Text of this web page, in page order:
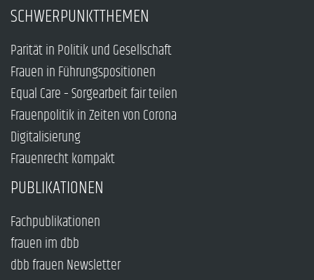
SCHWERPUNKTTHEMEN
Parität in Politik und Gesellschaft
Frauen in Führungspositionen
Equal Care – Sorgearbeit fair teilen
Frauenpolitik in Zeiten von Corona
Digitalisierung
Frauenrecht kompakt
PUBLIKATIONEN
Fachpublikationen
frauen im dbb
dbb frauen Newsletter